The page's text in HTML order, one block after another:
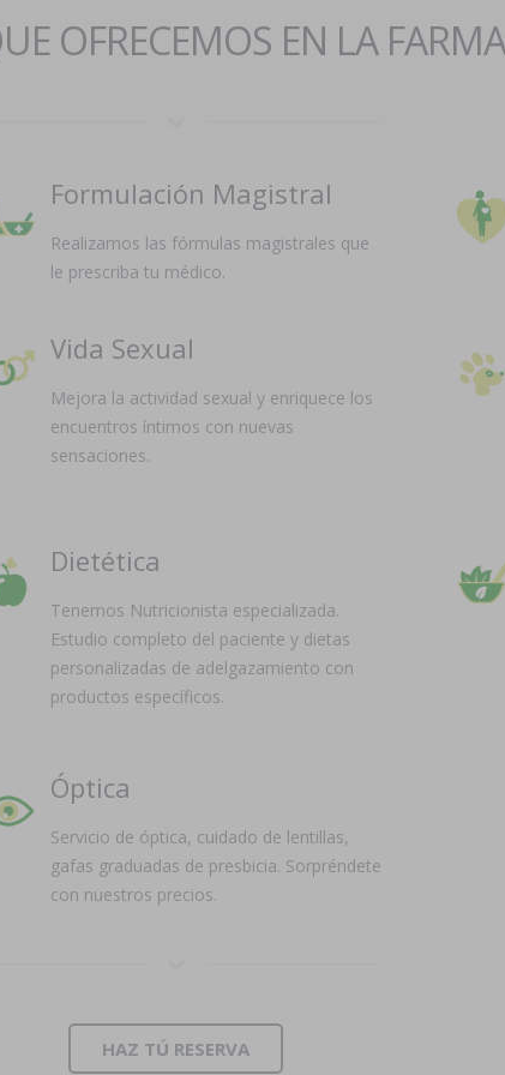
OFRECEMOS EN LA
Formulación Magistral
Realizamos las fórmulas magistrales que
le prescriba tu médico.
Vida Sexual
Mejora la actividad sexual y enriquece los
encuentros íntimos con nuevas
sensaciones.
Dietética
Tenemos Nutricionista especializada.
Estudio completo del paciente y dietas
personalizadas de adelgazamiento con
productos específicos.
Óptica
Servicio de óptica, cuidado de lentillas,
gafas graduadas de presbicia. Sorpréndete
con nuestros precios.
HAZ TÚ RESERVA